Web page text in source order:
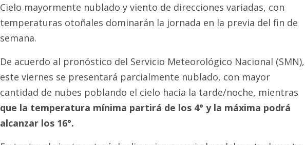
Cielo mayormente nublado y viento de direcciones variadas, con
temperaturas otoñales dominarán la jornada en la previa del fin de
semana.
De acuerdo al pronóstico del Servicio Meteorológico Nacional (SMN),
este viernes se presentará parcialmente nublado, con mayor
cantidad de nubes poblando el cielo hacia la tarde/noche, mientras
que la temperatura mínima partirá de los 4° y la máxima podrá
alcanzar los 16°.